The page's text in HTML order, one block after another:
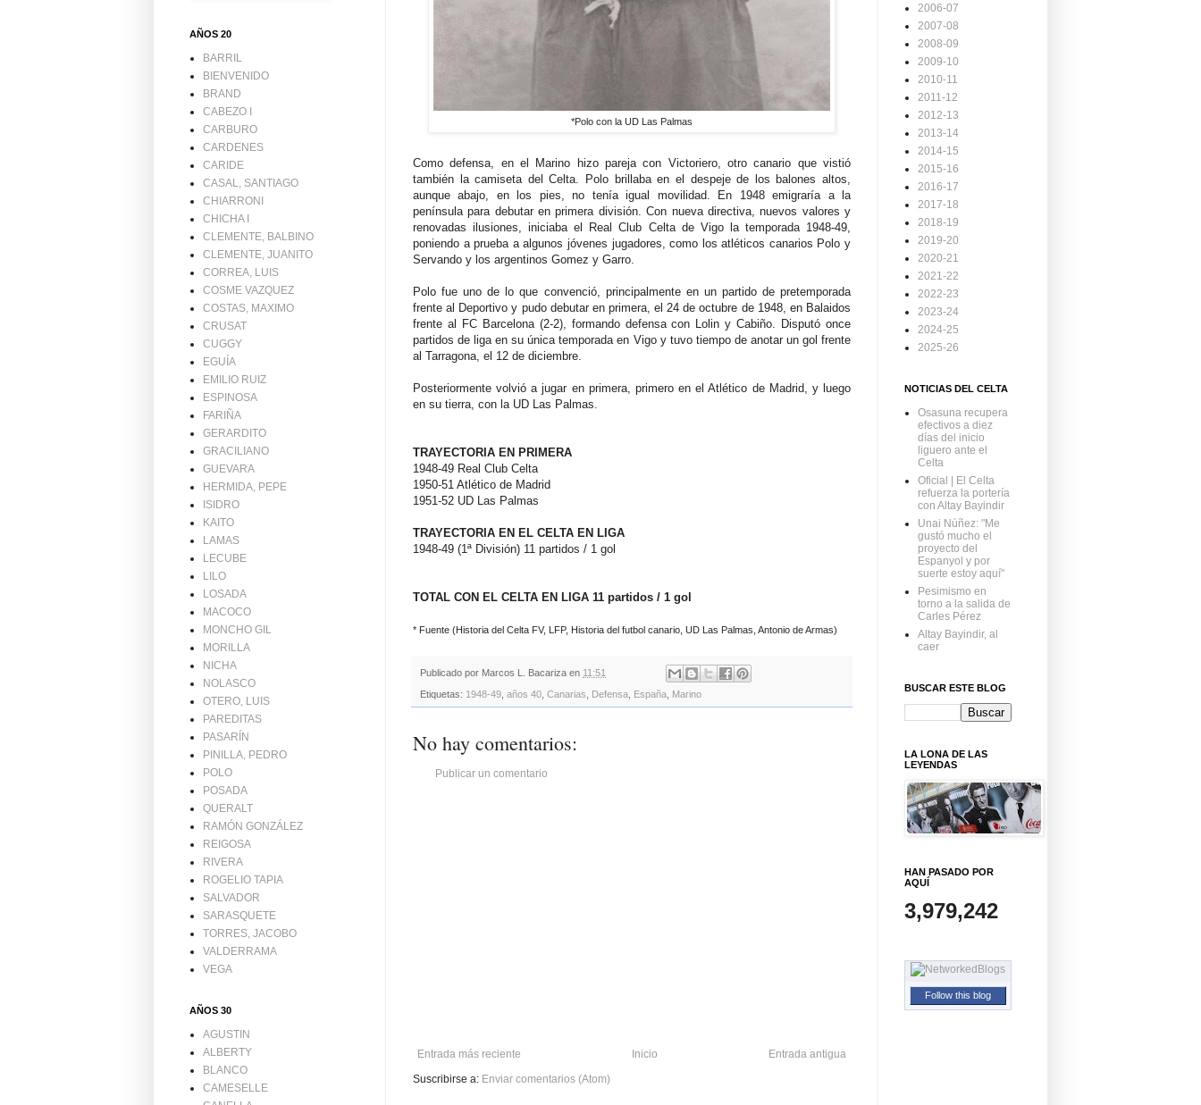
*Polo con la UD Las Palmas
Como defensa, en el Marino hizo pareja con Victoriero, otro canario que vistió
también la camiseta del Celta. Polo brillaba en el despeje de los balones altos,
aunque abajo, en los pies, no tenía igual movilidad. En 1948 emigraría a la
península para debutar en primera división. Con nueva directiva, nuevos valores y
renovadas ilusiones, iniciaba el Real Club Celta de Vigo la temporada 1948-49,
poniendo a prueba a algunos jóvenes jugadores, como los atléticos canarios Polo y
Servando y los argentinos Gomez y Garro.
Polo fue uno de lo que convenció, principalmente en un partido de pretemporada
frente al Deportivo y pudo debutar en primera, el 24 de octubre de 1948, en Balaidos
frente al FC Barcelona (2-2), formando defensa con Lolin y Cabiño. Disputó once
partidos de liga en su única temporada en Vigo y tuvo tiempo de anotar un gol frente
al Tarragona, el 12 de diciembre.
Posteriormente volvió a jugar en primera, primero en el Atlético de Madrid, y luego
en su tierra, con la UD Las Palmas.
TRAYECTORIA EN PRIMERA
1948-49 Real Club Celta
1950-51 Atlético de Madrid
1951-52 UD Las Palmas
TRAYECTORIA EN EL CELTA EN LIGA
1948-49 (1ª División) 11 partidos / 1 gol
TOTAL CON EL CELTA EN LIGA 11 partidos / 1 gol
* Fuente (Historia del Celta FV, LFP, Historia del futbol canario, UD Las Palmas, Antonio de Armas)
Publicado por Marcos L. Bacariza en 11:51
Etiquetas: 1948-49 años 40 Canarias Defensa España Marino
No hay comentarios:
Publicar un comentario
Entrada más reciente Entrada antigua
Inicio
Suscribirse a: Enviar comentarios (Atom)
AÑOS 20
BARRIL
BIENVENIDO
BRAND
CABEZO I
CARBURO
CARDENES
CARIDE
CASAL, SANTIAGO
CHIARRONI
CHICHA I
CLEMENTE, BALBINO
CLEMENTE, JUANITO
CORREA, LUIS
COSME VAZQUEZ
COSTAS, MAXIMO
CRUSAT
CUGGY
EGUÍA
EMILIO RUIZ
ESPINOSA
FARIÑA
GERARDITO
GRACILIANO
GUEVARA
HERMIDA, PEPE
ISIDRO
KAITO
LAMAS
LECUBE
LILO
LOSADA
MACOCO
MONCHO GIL
MORILLA
NICHA
NOLASCO
OTERO, LUIS
PAREDITAS
PASARÍN
PINILLA, PEDRO
POLO
POSADA
QUERALT
RAMÓN GONZÁLEZ
REIGOSA
RIVERA
ROGELIO TAPIA
SALVADOR
SARASQUETE
TORRES, JACOBO
VALDERRAMA
VEGA
AÑOS 30
AGUSTIN
ALBERTY
BLANCO
CAMESELLE
2006-07
2007-08
2008-09
2009-10
2010-11
2011-12
2012-13
2013-14
2014-15
2015-16
2016-17
2017-18
2018-19
2019-20
2020-21
2021-22
2022-23
2023-24
2024-25
2025-26
NOTICIAS DEL CELTA
Osasuna recupera
efectivos a diez
días del inicio
liguero ante el
Celta
Oficial | El Celta
refuerza la portería
con Altay Bayindir
Unai Núñez: "Me
gustó mucho el
proyecto del
Espanyol y por
suerte estoy aquí"
Pesimismo en
torno a la salida de
Carles Pérez
Altay Bayindir, al
caer
BUSCAR ESTE BLOG
LA LONA DE LAS
LEYENDAS
HAN PASADO POR
AQUÍ
3,979,242
Follow this blog